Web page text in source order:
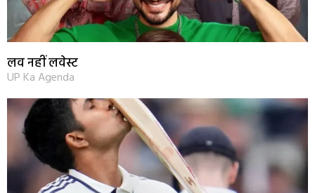
लव नहीं लवेस्ट
UP Ka Agenda